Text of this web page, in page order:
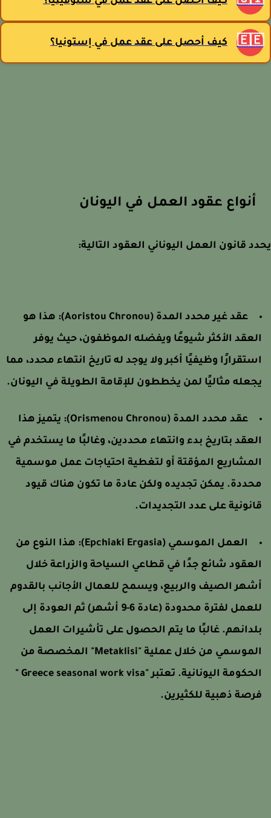
كيف أحصل على عقد عمل في إستونيا؟
أنواع عقود العمل في اليونان
قانون العمل اليوناني العقود التالية:
عقد غير محدد المدة (Aoristou Chronou): هذا هو
الأكثر شيوعًا ويفضله الموظفون، حيث يوفر
وظيفيًا أكبر ولا يوجد له تاريخ انتهاء محدد، مما
مثاليًا لمن يخططون للإقامة الطويلة في اليونان.
عقد محدد المدة (Orismenou Chronou): يتميز هذا
بتاريخ بدء وانتهاء محددين، وغالبًا ما يستخدم في
المؤقتة أو لتغطية احتياجات عمل موسمية
يمكن تجديده ولكن عادة ما تكون هناك قيود
على عدد التجديدات.
العمل الموسمي (Epchiaki Ergasia): هذا النوع من
شائع جدًا في قطاعي السياحة والزراعة خلال
الصيف والربيع، ويسمح للعمال الأجانب بالقدوم
للعمل لفترة محدودة (عادة 6-9 أشهر) ثم العودة إلى
غالبًا ما يتم الحصول على تأشيرات العمل
الموسمي من خلال عملية "Metaklisi" المخصصة من
الحكومة اليونانية. تعتبر "Greece seasonal work visa "
ذهبية للكثيرين.